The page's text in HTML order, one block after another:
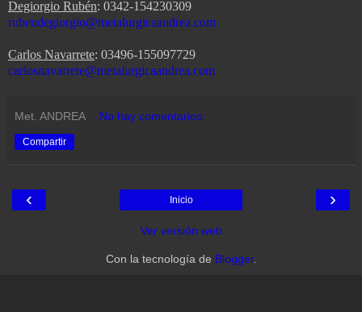
Degiorgio Rubén: 0342-154230309
rubendegiorgio@metalurgicaandrea.com
Carlos Navarrete: 03496-155097729
carlosnavarrete@metalurgicaandrea.com
Met. ANDREA No hay comentarios:
Compartir
‹ ›
Inicio
Ver versión web
Con la tecnología de Blogger.